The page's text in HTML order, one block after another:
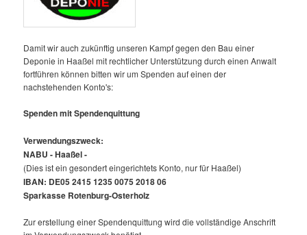
Damit wir auch zukünftig unseren Kampf gegen den Bau einer
Deponie in Haaßel mit rechtlicher Unterstützung durch einen Anwalt
fortführen können bitten wir um Spenden auf einen der
nachstehenden Konto's:
Spenden mit Spendenquittung
Verwendungszweck:
NABU - Haaßel -
(Dies ist ein gesondert eingerichtets Konto, nur für Haaßel)
IBAN: DE05 2415 1235 0075 2018 06
Sparkasse Rotenburg-Osterholz
Zur erstellung einer Spendenquittung wird die vollständige Anschrift